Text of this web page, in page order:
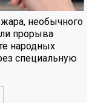
необычного
прорыва
народных
специальную